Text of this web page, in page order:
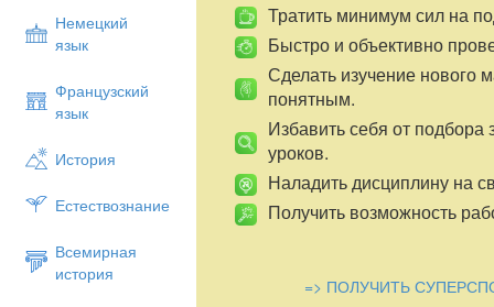
Немецкий
язык
Французский
язык
История
Естествознание
Всемирная
история
Тратить минимум сил на
Быстро и объективно
Сделать изучение нового
понятным.
Избавить себя от подбора
уроков.
Наладить дисциплину на
Получить возможность
=> ПОЛУЧИТЬ